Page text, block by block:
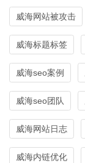
威海网站被攻击
威海标题标签
威海seo案例
威海seo团队
威海网站日志
威海内链优化